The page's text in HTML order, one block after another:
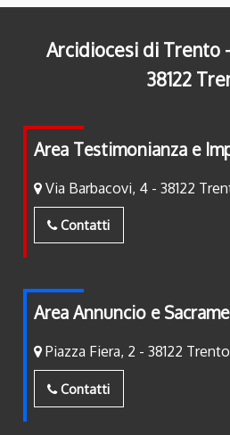
Arcidiocesi di Trento
38122
Area Testimonianza e
Via Barbacovi, 4 - 38122
Contatti
Area Annuncio e
Piazza Fiera, 2 - 38122 Trento
Contatti